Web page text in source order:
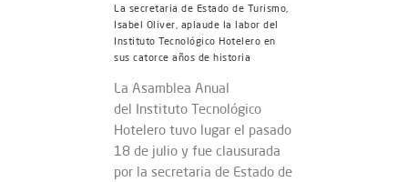
La secretaria de Estado de Turismo,
Isabel Oliver, aplaude la labor del
Instituto Tecnológico Hotelero en
sus catorce años de historia
La Asamblea Anual
del Instituto Tecnológico
Hotelero tuvo lugar el pasado
18 de julio y fue clausurada
por la secretaria de Estado de